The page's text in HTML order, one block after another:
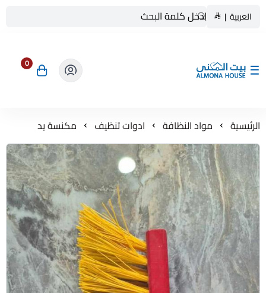
العربية |
بيت المنى ALMONA HOUSE
0
الرئيسية مواد النظافة ادوات تنظيف مكنسة يد